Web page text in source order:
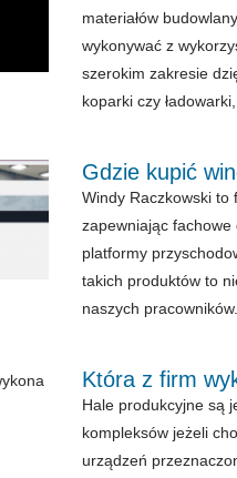
materiałów
wykonywać z
szerokim zakresie
koparki czy ładowarki,
Gdzie kupić
Windy Raczkowski to
zapewniając fachowe
platformy
takich produktów to
naszych
Która z firm
Hale produkcyjne są
kompleksów jeżeli
urządzeń